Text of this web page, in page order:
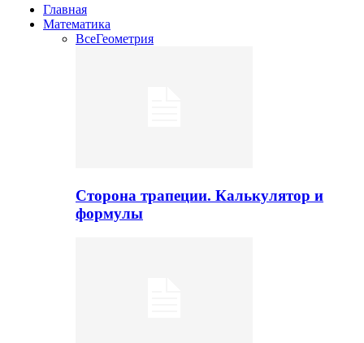
Главная
Математика
ВсеГеометрия
Сторона трапеции. Калькулятор и
формулы